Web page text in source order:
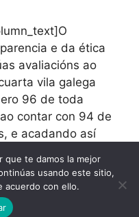
e da ética
avaliacións ao
vila galega
96 de toda
contar con 94 de
e acadando así
vc_column]
que te damos la mejor
usando este sitio,
acuerdo con ello.